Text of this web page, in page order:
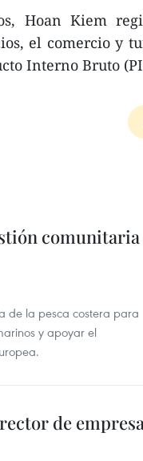
Hoan Kiem
el comercio y
Interno Bruto
comunitaria
de la pesca costera para
y apoyar el
de